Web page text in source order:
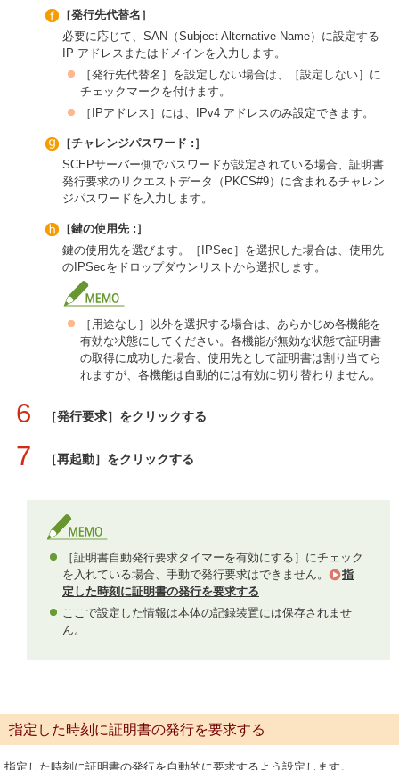
［発行先代替名］
必要に応じて、SAN（Subject Alternative Name）に設定する
IP アドレスまたはドメインを入力します。
［発行先代替名］を設定しない場合は、［設定しない］に
チェックマークを付けます。
［IPアドレス］には、IPv4 アドレスのみ設定できます。
［チャレンジパスワード :］
SCEPサーバー側でパスワードが設定されている場合、証明書
発行要求のリクエストデータ（PKCS#9）に含まれるチャレン
ジパスワードを入力します。
［鍵の使用先 :］
鍵の使用先を選びます。［IPSec］を選択した場合は、使用先
のIPSecをドロップダウンリストから選択します。
［用途なし］以外を選択する場合は、あらかじめ各機能を
有効な状態にしてください。各機能が無効な状態で証明書
の取得に成功した場合、使用先として証明書は割り当てら
れますが、各機能は自動的には有効に切り替わりません。
6 ［発行要求］をクリックする
7 ［再起動］をクリックする
［証明書自動発行要求タイマーを有効にする］にチェック
を入れている場合、手動で発行要求はできません。
指
定した時刻に証明書の発行を要求する
ここで設定した情報は本体の記録装置には保存されませ
ん。
指定した時刻に証明書の発行を要求する
指定した時刻に証明書の発行を自動的に要求するよう設定します。